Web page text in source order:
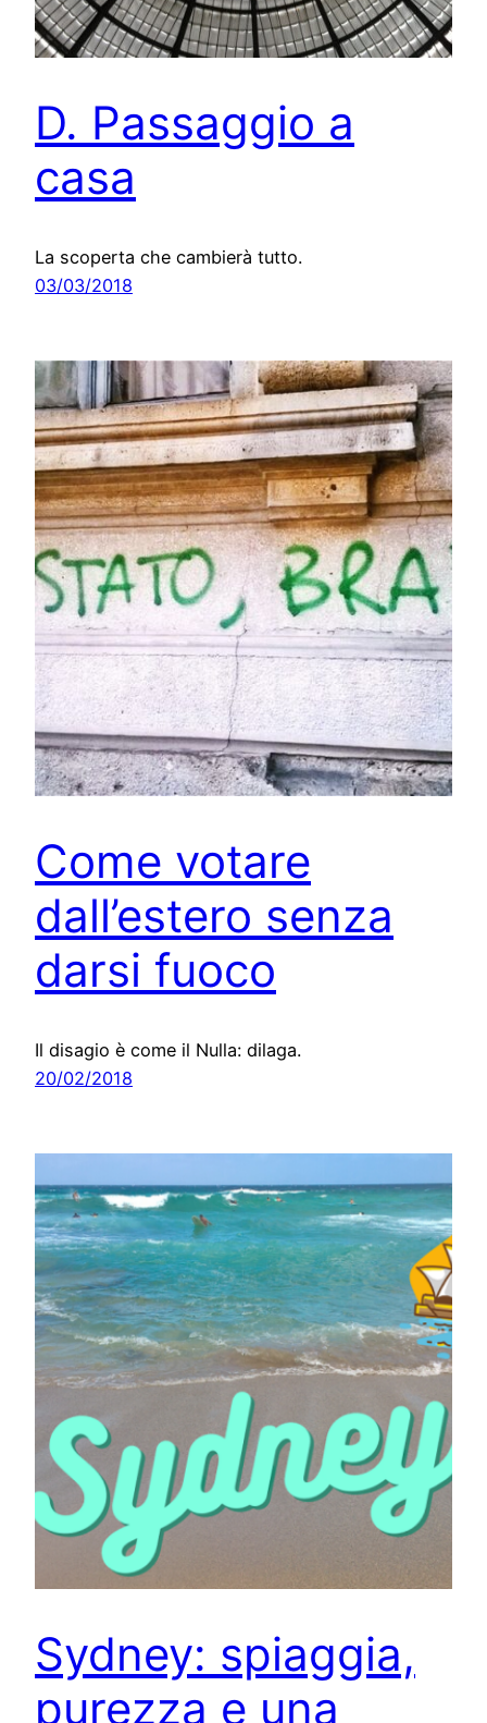
D. Passaggio a
casa
La scoperta che cambierà tutto.
03/03/2018
Come votare
dall’estero senza
darsi fuoco
Il disagio è come il Nulla: dilaga.
20/02/2018
Sydney: spiaggia,
purezza e una